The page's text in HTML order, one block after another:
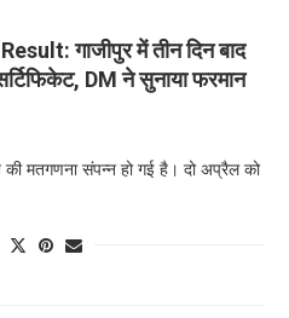
गाजीपुर में तीन दिन बाद
DM ने सुनाया फरमान
मतगणना संपन्न हो गई है। दो अप्रैल को